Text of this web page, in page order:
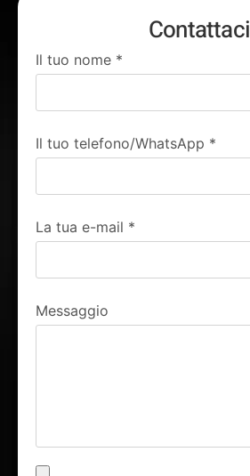
Contattaci
Il tuo nome *
Il tuo telefono/WhatsApp *
La tua e-mail *
Messaggio